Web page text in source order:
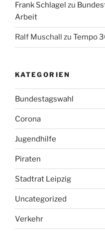
Frank Schlagel zu
Arbeit
Ralf Muschall zu Tempo
KATEGORIEN
Bundestagswahl
Corona
Jugendhilfe
Piraten
Stadtrat Leipzig
Uncategorized
Verkehr